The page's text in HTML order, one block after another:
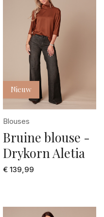
Nieuw
Blouses
Bruine blouse -
Drykorn Aletia
€ 139,99